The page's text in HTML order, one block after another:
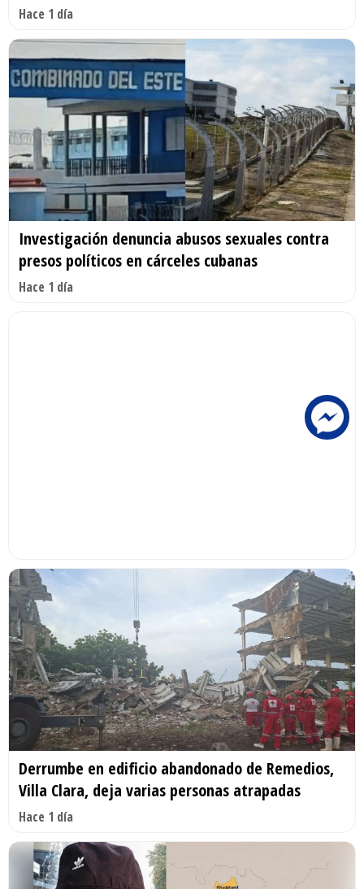
Hace 1 día
Investigación denuncia abusos sexuales contra
presos políticos en cárceles cubanas
Hace 1 día
Derrumbe en edificio abandonado de Remedios,
Villa Clara, deja varias personas atrapadas
Hace 1 día